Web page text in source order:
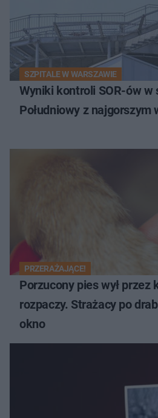
SZPITALE W WARSZAWIE
Wyniki kontroli SOR-ów w
Południowy z najgorszym
PRZERAŻAJĄCE!
Porzucony pies wył przez
rozpaczy. Strażacy po
okno